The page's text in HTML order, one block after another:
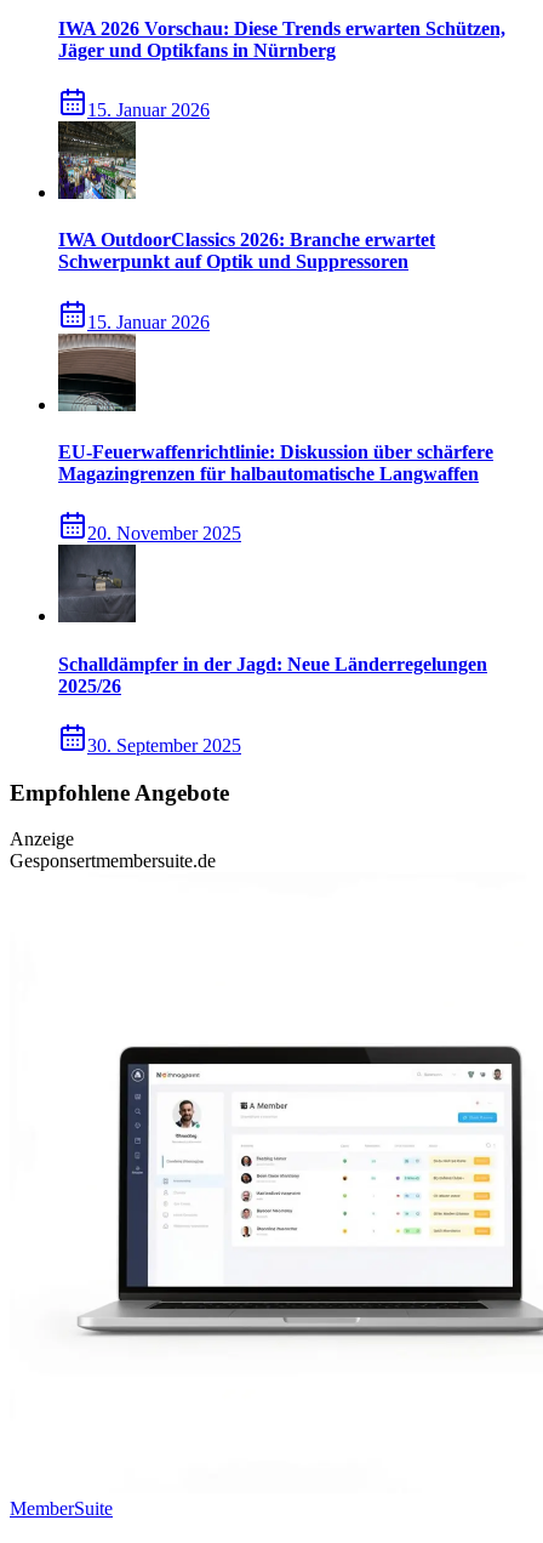
IWA 2026 Vorschau: Diese Trends erwarten Schützen,
Jäger und Optikfans in Nürnberg
15. Januar 2026
IWA OutdoorClassics 2026: Branche erwartet
Schwerpunkt auf Optik und Suppressoren
15. Januar 2026
EU-Feuerwaffenrichtlinie: Diskussion über schärfere
Magazingrenzen für halbautomatische Langwaffen
20. November 2025
Schalldämpfer in der Jagd: Neue Länderregelungen
2025/26
30. September 2025
Empfohlene Angebote
Anzeige
Gesponsertmembersuite.de
MemberSuite